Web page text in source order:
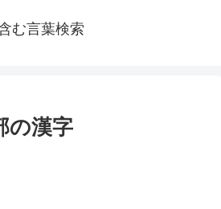
む言葉検索
の漢字